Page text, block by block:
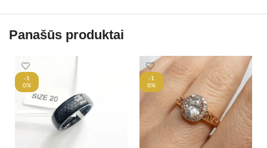
Panašūs produktai
-1
0%
-1
0%